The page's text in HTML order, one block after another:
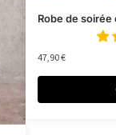
Robe de
47,90€